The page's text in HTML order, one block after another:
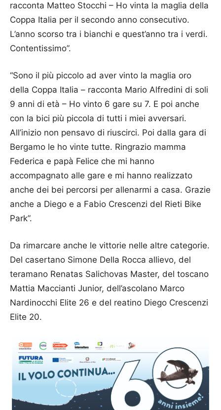
racconta Matteo Stocchi – Ho vinta la maglia della
Coppa Italia per il secondo anno consecutivo.
L’anno scorso tra i bianchi e quest’anno tra i verdi.
Contentissimo”.
“Sono il più piccolo ad aver vinto la maglia oro
della Coppa Italia – racconta Mario Alfredini di soli
9 anni di età – Ho vinto 6 gare su 7. E poi anche
con la bici più piccola di tutti i miei avversari.
All’inizio non pensavo di riuscirci. Poi dalla gara di
Bergamo le ho vinte tutte. Ringrazio mamma
Federica e papà Felice che mi hanno
accompagnato alle gare e mi hanno realizzato
anche dei bei percorsi per allenarmi a casa. Grazie
anche a Diego e a Fabio Crescenzi del Rieti Bike
Park”.
Da rimarcare anche le vittorie nelle altre categorie.
Del casertano Simone Della Rocca allievo, del
teramano Renatas Salichovas Master, del toscano
Mattia Maccianti Junior, dell’ascolano Marco
Nardinocchi Elite 26 e del reatino Diego Crescenzi
Elite 20.